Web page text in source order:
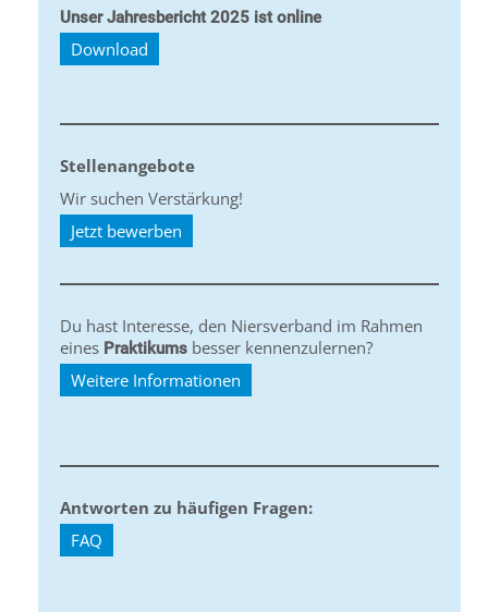
Unser Jahresbericht 2025 ist online
Download
Stellenangebote
Wir suchen Verstärkung!
Jetzt bewerben
Du hast Interesse, den Niersverband im Rahmen
eines Praktikums besser kennenzulernen?
Weitere Informationen
Antworten zu häufigen Fragen:
FAQ